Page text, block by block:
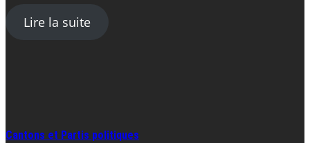
Lire la suite
Cantons et Partis politiques